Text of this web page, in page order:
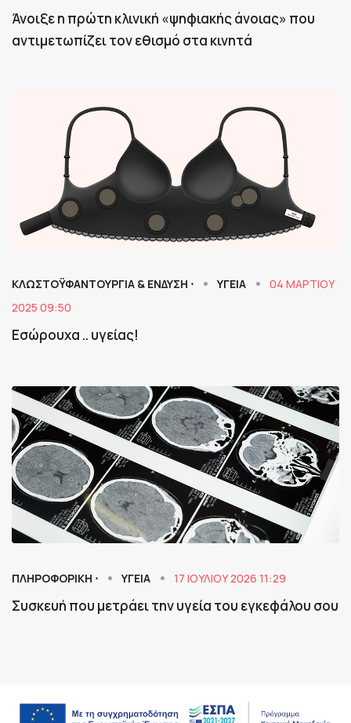
Άνοιξε η πρώτη κλινική «ψηφιακής άνοιας» που
αντιμετωπίζει τον εθισμό στα κινητά
ΚΛΩΣΤΟΫΦΑΝΤΟΥΡΓΙΑ & ΈΝΔΥΣΗ ⋅ ΥΓΕΙΑ
04 ΜΑΡΤΊΟΥ
2025 09:50
Εσώρουχα .. υγείας!
ΠΛΗΡΟΦΟΡΙΚΗ ⋅ ΥΓΕΙΑ 17 ΙΟΥΛΊΟΥ 2026 11:29
Συσκευή που μετράει την υγεία του εγκεφάλου σου